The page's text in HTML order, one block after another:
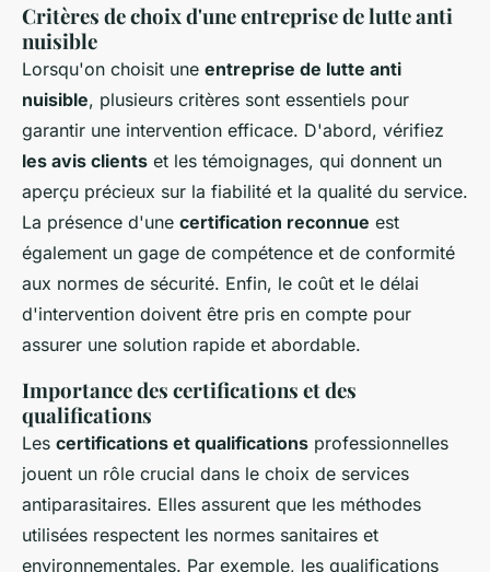
Critères de choix d'une entreprise de lutte anti
nuisible
Lorsqu'on choisit une entreprise de lutte anti
nuisible, plusieurs critères sont essentiels pour
garantir une intervention efficace. D'abord, vérifiez
les avis clients et les témoignages, qui donnent un
aperçu précieux sur la fiabilité et la qualité du service.
La présence d'une certification reconnue est
également un gage de compétence et de conformité
aux normes de sécurité. Enfin, le coût et le délai
d'intervention doivent être pris en compte pour
assurer une solution rapide et abordable.
Importance des certifications et des
qualifications
Les certifications et qualifications professionnelles
jouent un rôle crucial dans le choix de services
antiparasitaires. Elles assurent que les méthodes
utilisées respectent les normes sanitaires et
environnementales. Par exemple, les qualifications